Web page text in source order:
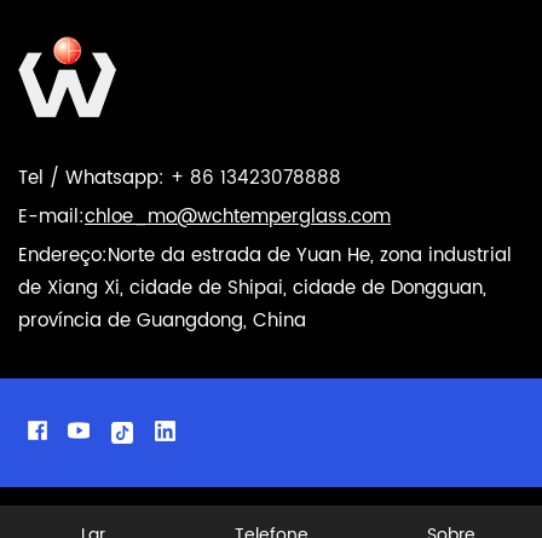
Tel / Whatsapp: + 86 13423078888
E-mail:chloe_mo@wchtemperglass.com
Endereço:Norte da estrada de Yuan He, zona industrial
de Xiang Xi, cidade de Shipai, cidade de Dongguan,
província de Guangdong, China